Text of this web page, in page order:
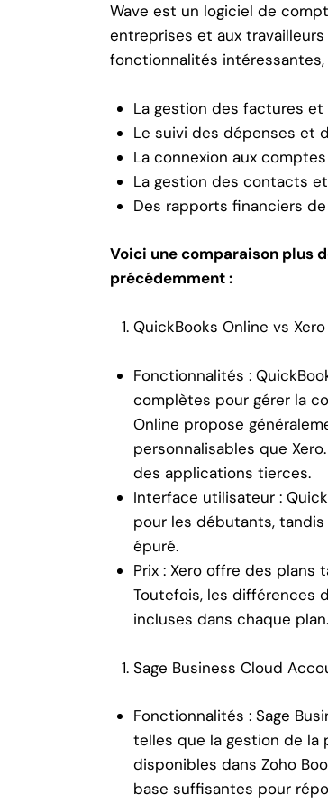
Wave est un logiciel de
entreprises et aux
fonctionnalités
La gestion des factures
Le suivi des dépenses et
La connexion aux
La gestion des contacts
Des rapports financiers
Voici une comparaison plus
précédemment :
QuickBooks Online vs Xero
Fonctionnalités :
complètes pour gérer la
Online propose
personnalisables que
des applications tierces.
Interface utilisateur :
pour les débutants,
épuré.
Prix : Xero offre des plans
Toutefois, les différences
incluses dans chaque plan.
Sage Business Cloud
Fonctionnalités : Sage
telles que la gestion de la
disponibles dans Zoho
base suffisantes pour